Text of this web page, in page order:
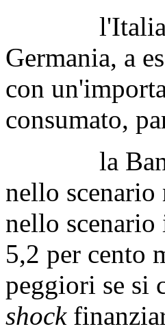
l'Italia è il
Germania, a
con
consumato,
la Banca
nello
nello
5,2 per cento
peggiori se si
shock